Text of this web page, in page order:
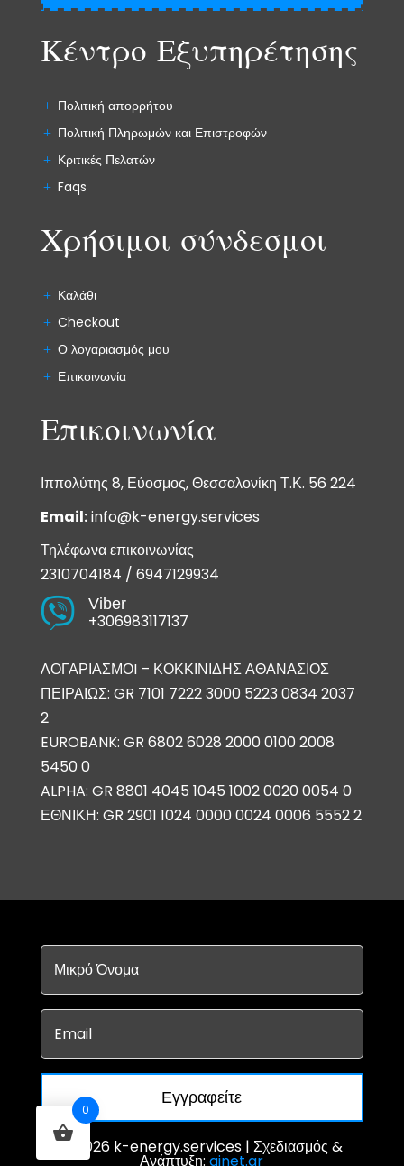
Κέντρο Εξυπηρέτησης
Πολιτική απορρήτου
Πολιτική Πληρωμών και Επιστροφών
Κριτικές Πελατών
Faqs
Χρήσιμοι σύνδεσμοι
Καλάθι
Checkout
Ο λογαριασμός μου
Επικοινωνία
Επικοινωνία
Ιππολύτης 8, Εύοσμος, Θεσσαλονίκη Τ.Κ. 56 224
Email:info@k-energy.services
Τηλέφωνα επικοινωνίας
2310704184 / 6947129934
 Viber
+306983117137
ΛΟΓΑΡΙΑΣΜΟI – ΚΟΚΚΙΝΙΔΗΣ ΑΘΑΝΑΣΙΟΣ
ΠΕΙΡΑΙΩΣ: GR 7101 7222 3000 5223 0834 2037
2
EUROBANK: GR 6802 6028 2000 0100 2008
5450 0
ALPHA: GR 8801 4045 1045 1002 0020 0054 0
ΕΘΝΙΚΗ: GR 2901 1024 0000 0024 0006 5552 2
Εγγραφείτε
© 2026 k-energy.services | Σχεδιασμός &
Ανάπτυξη:ainet.gr
0